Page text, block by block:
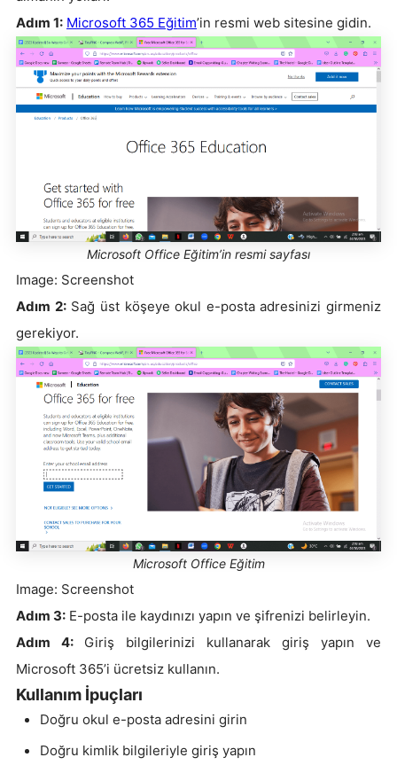
Adım 1: Microsoft 365 Eğitim’in resmi web sitesine gidin.
Microsoft Office Eğitim’in resmi sayfası
Image: Screenshot
Adım 2:Sağ üst köşeye okul e-posta adresinizi girmeniz
gerekiyor.
Microsoft Office Eğitim
Image: Screenshot
Adım 3: E-posta ile kaydınızı yapın ve şifrenizi belirleyin.
Adım 4: Giriş bilgilerinizi kullanarak giriş yapın ve
Microsoft 365’i ücretsiz kullanın.
Kullanım İpuçları
Doğru okul e-posta adresini girin
Doğru kimlik bilgileriyle giriş yapın